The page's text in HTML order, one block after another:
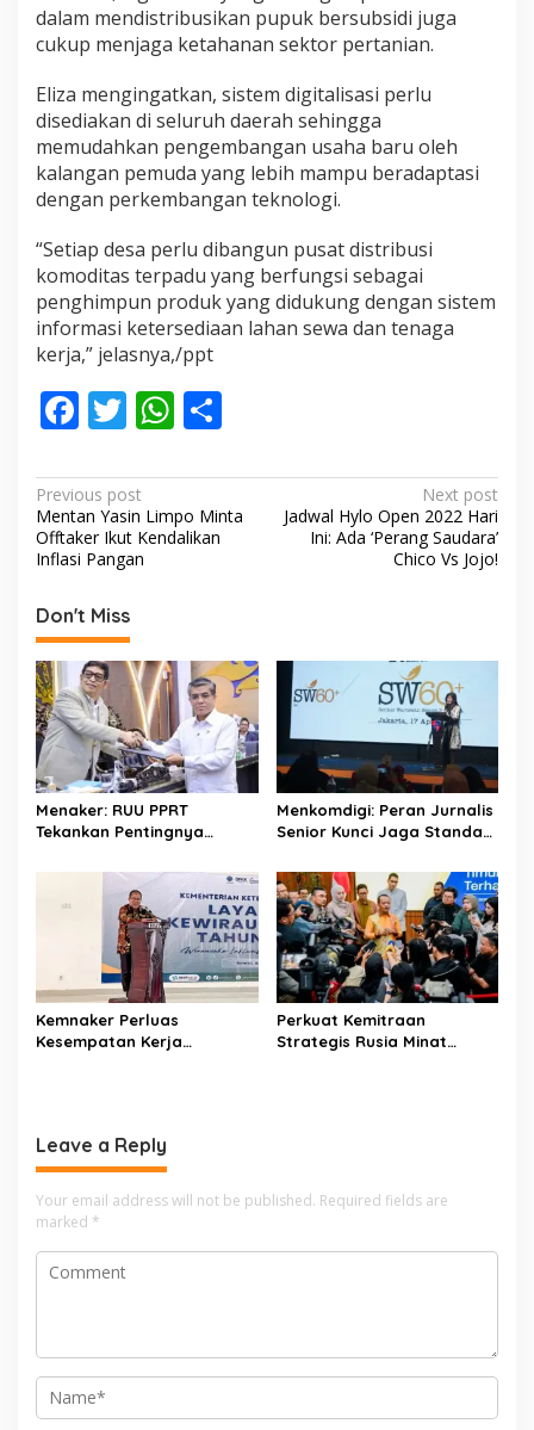
dalam mendistribusikan pupuk bersubsidi juga
cukup menjaga ketahanan sektor pertanian.
Eliza mengingatkan, sistem digitalisasi perlu
disediakan di seluruh daerah sehingga
memudahkan pengembangan usaha baru oleh
kalangan pemuda yang lebih mampu beradaptasi
dengan perkembangan teknologi.
“Setiap desa perlu dibangun pusat distribusi
komoditas terpadu yang berfungsi sebagai
penghimpun produk yang didukung dengan sistem
informasi ketersediaan lahan sewa dan tenaga
kerja,” jelasnya,/ppt
F
e
b
o
o
k
T
itt
er
W
at
s
ar
e
P
o
s
t
n
a
v
i
g
a
t
i
Previous post
Mentan Yasin Limpo Minta
Offtaker Ikut Kendalikan
Inflasi Pangan
Next post
Jadwal Hylo Open 2022 Hari
Ini: Ada ‘Perang Saudara’
Chico Vs Jojo!
Don't Miss
Menaker: RUU PPRT
Tekankan Pentingnya
Tangga
Menkomdigi: Peran Jurnalis
Senior Kunci Jaga Standar
Berkualitas
Kemnaker Perluas
Kesempatan Kerja
Perkuat Kemitraan
Strategis Rusia Minat
Leave a Reply
Your email address will not be published. Required fields are
marked *